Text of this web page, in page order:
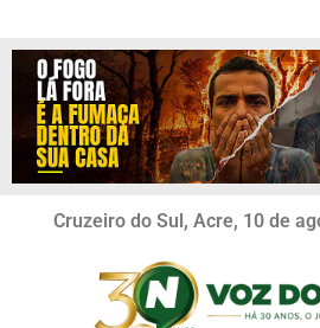
Cruzeiro do Sul, Acre, 10 de